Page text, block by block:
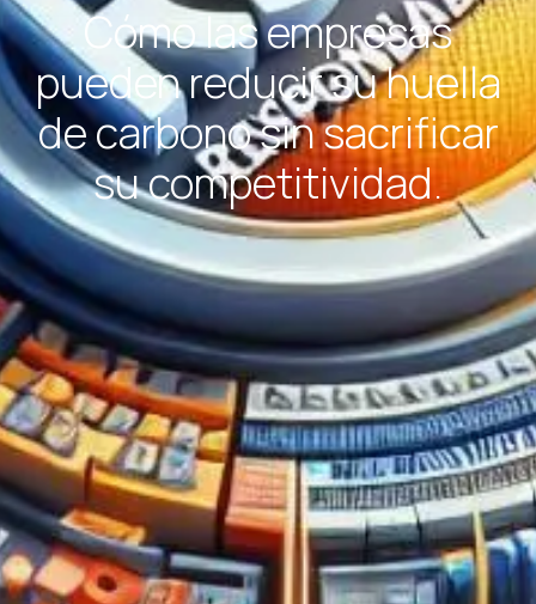
Cómo las empresas
pueden reducir su huella
de carbono sin sacrificar
su competitividad.